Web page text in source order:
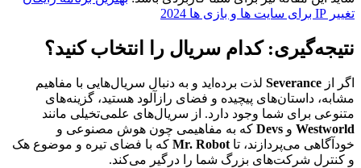
تغییر IP برای سایت ها و بازی ها 2024
نتیجه‌گیری: کدام سریال را انتخاب کنید؟
اگر از Severance لذت برده‌اید و به دنبال سریال‌هایی با مفاهیم
مشابه، داستان‌های پیچیده و فضای رازآلود هستید، گزینه‌های
متنوعی برای شما وجود دارد. از سریال‌های علمی‌تخیلی مانند
Westworld و Devs که به مفاهیمی چون هوش مصنوعی و
خودآگاهی می‌پردازند، تاMr. Robot که با فضای تیره و موضوع هک
و کنترل شرکت‌های بزرگ شما را درگیر می‌کند.